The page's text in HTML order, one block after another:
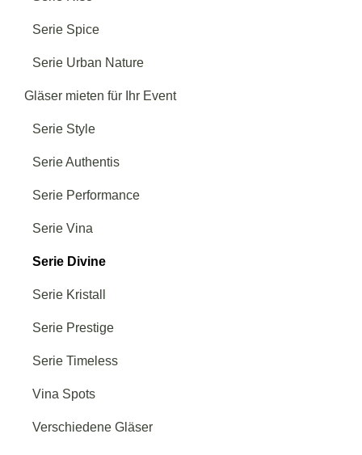
Serie Spice
Serie Urban Nature
Gläser mieten für Ihr Event
Serie Style
Serie Authentis
Serie Performance
Serie Vina
Serie Divine
Serie Kristall
Serie Prestige
Serie Timeless
Vina Spots
Verschiedene Gläser